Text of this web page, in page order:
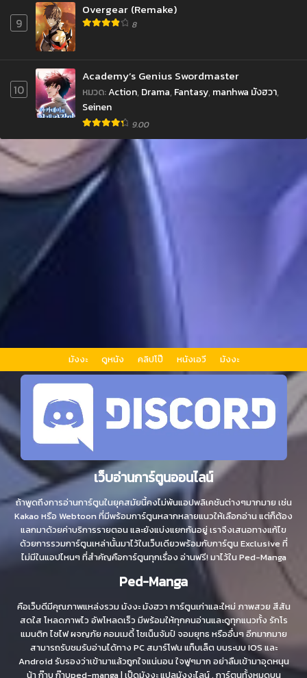
9
Overgear (Remake)
8
10
Academy’s Genius Swordmaster
หมวด:Action, Drama, Fantasy, manhwa มังฮวา,
Seinen
9.00
มังงะ ดูหนัง คลิปโป๊ หนังเอวี มังงะ
เว็บอ่านการ์ตูนออนไลน์
ถ้าพูดถึงการอ่านการ์ตูนในยุคสมัยนี้คงไม่พ้นแอปพลิเคชันต่างๆมากมาย เช่น
Kakao หรือ Webtoon ที่มีพร้อมการ์ตูนหลากหลายแนวให้เลือกอ่าน แต่ก็ต้อง
แลกมาด้วยค่าบริการรายตอน และยังแบ่งแยกกันอยู่ เราจึงเสนอทางแก้ไข
ด้วยการรวมการ์ตูนเหล่านั้นมาไว้ในเว็บเดียวพร้อมกับการ์ตูน Exclusive ที่
ไม่มีในแอปไหนๆ ที่สำคัญคือการ์ตูนทุกเรื่อง อ่านฟรี! มาไว้ใน Ped-Manga
Ped-Manga
คือเว็บดีมีคุณภาพแหล่งรวม มังงะ มังฮวา การ์ตูนเก่าและใหม่ ภาพสวย สีสัน
สดใส โหลดภาพไว อัพโหลดเร็ว มีพร้อมให้ทุกคนอ่านและดูทุกแนวทั้ง รักโร
แมนติก ไซไฟ ผจญภัย คอมเมดี้ โชเน็นจัมป์ จอมยุทธ หรืออื่นๆ อีกมากมาย
สามารถรับชมรับอ่านได้ทาง PC สมาร์โฟน แท็บเล็ต บนระบบ IOS และ
Android รับรองว่าเข้ามาแล้วถูกใจแน่นอน ใจฟูๆมาก อย่าลืมเข้ามาอุดหนุน
น้า ก๊าบ ก๊าบped-manga | เป็ดมังงะ แปลมังงะไลน์ , การ์ตูนทั้งหมดบน